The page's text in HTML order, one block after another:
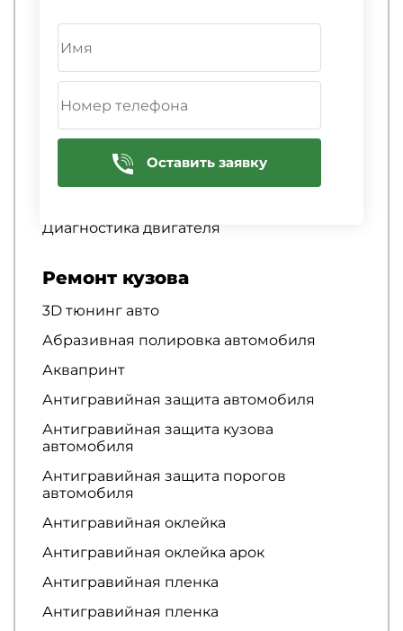
Диагностика выхлопной системы
Диагностика ГБО
Диагностика генератора
Диагностика гибридных автомобилей
Диагностика гидроусилителя руля
Диагностика ГРМ
Диагностика двигателя
Ремонт кузова
3D тюнинг авто
Абразивная полировка автомобиля
Аквапринт
Антигравийная защита автомобиля
Антигравийная защита кузова
автомобиля
Антигравийная защита порогов
автомобиля
Антигравийная оклейка
Антигравийная оклейка арок
Антигравийная пленка
Антигравийная пленка
Оставить заявку